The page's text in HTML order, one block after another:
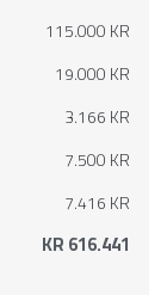
115.000 KR
19.000 KR
3.166 KR
7.500 KR
7.416 KR
KR 616.441